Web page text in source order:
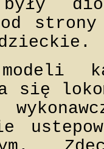
były
strony
się